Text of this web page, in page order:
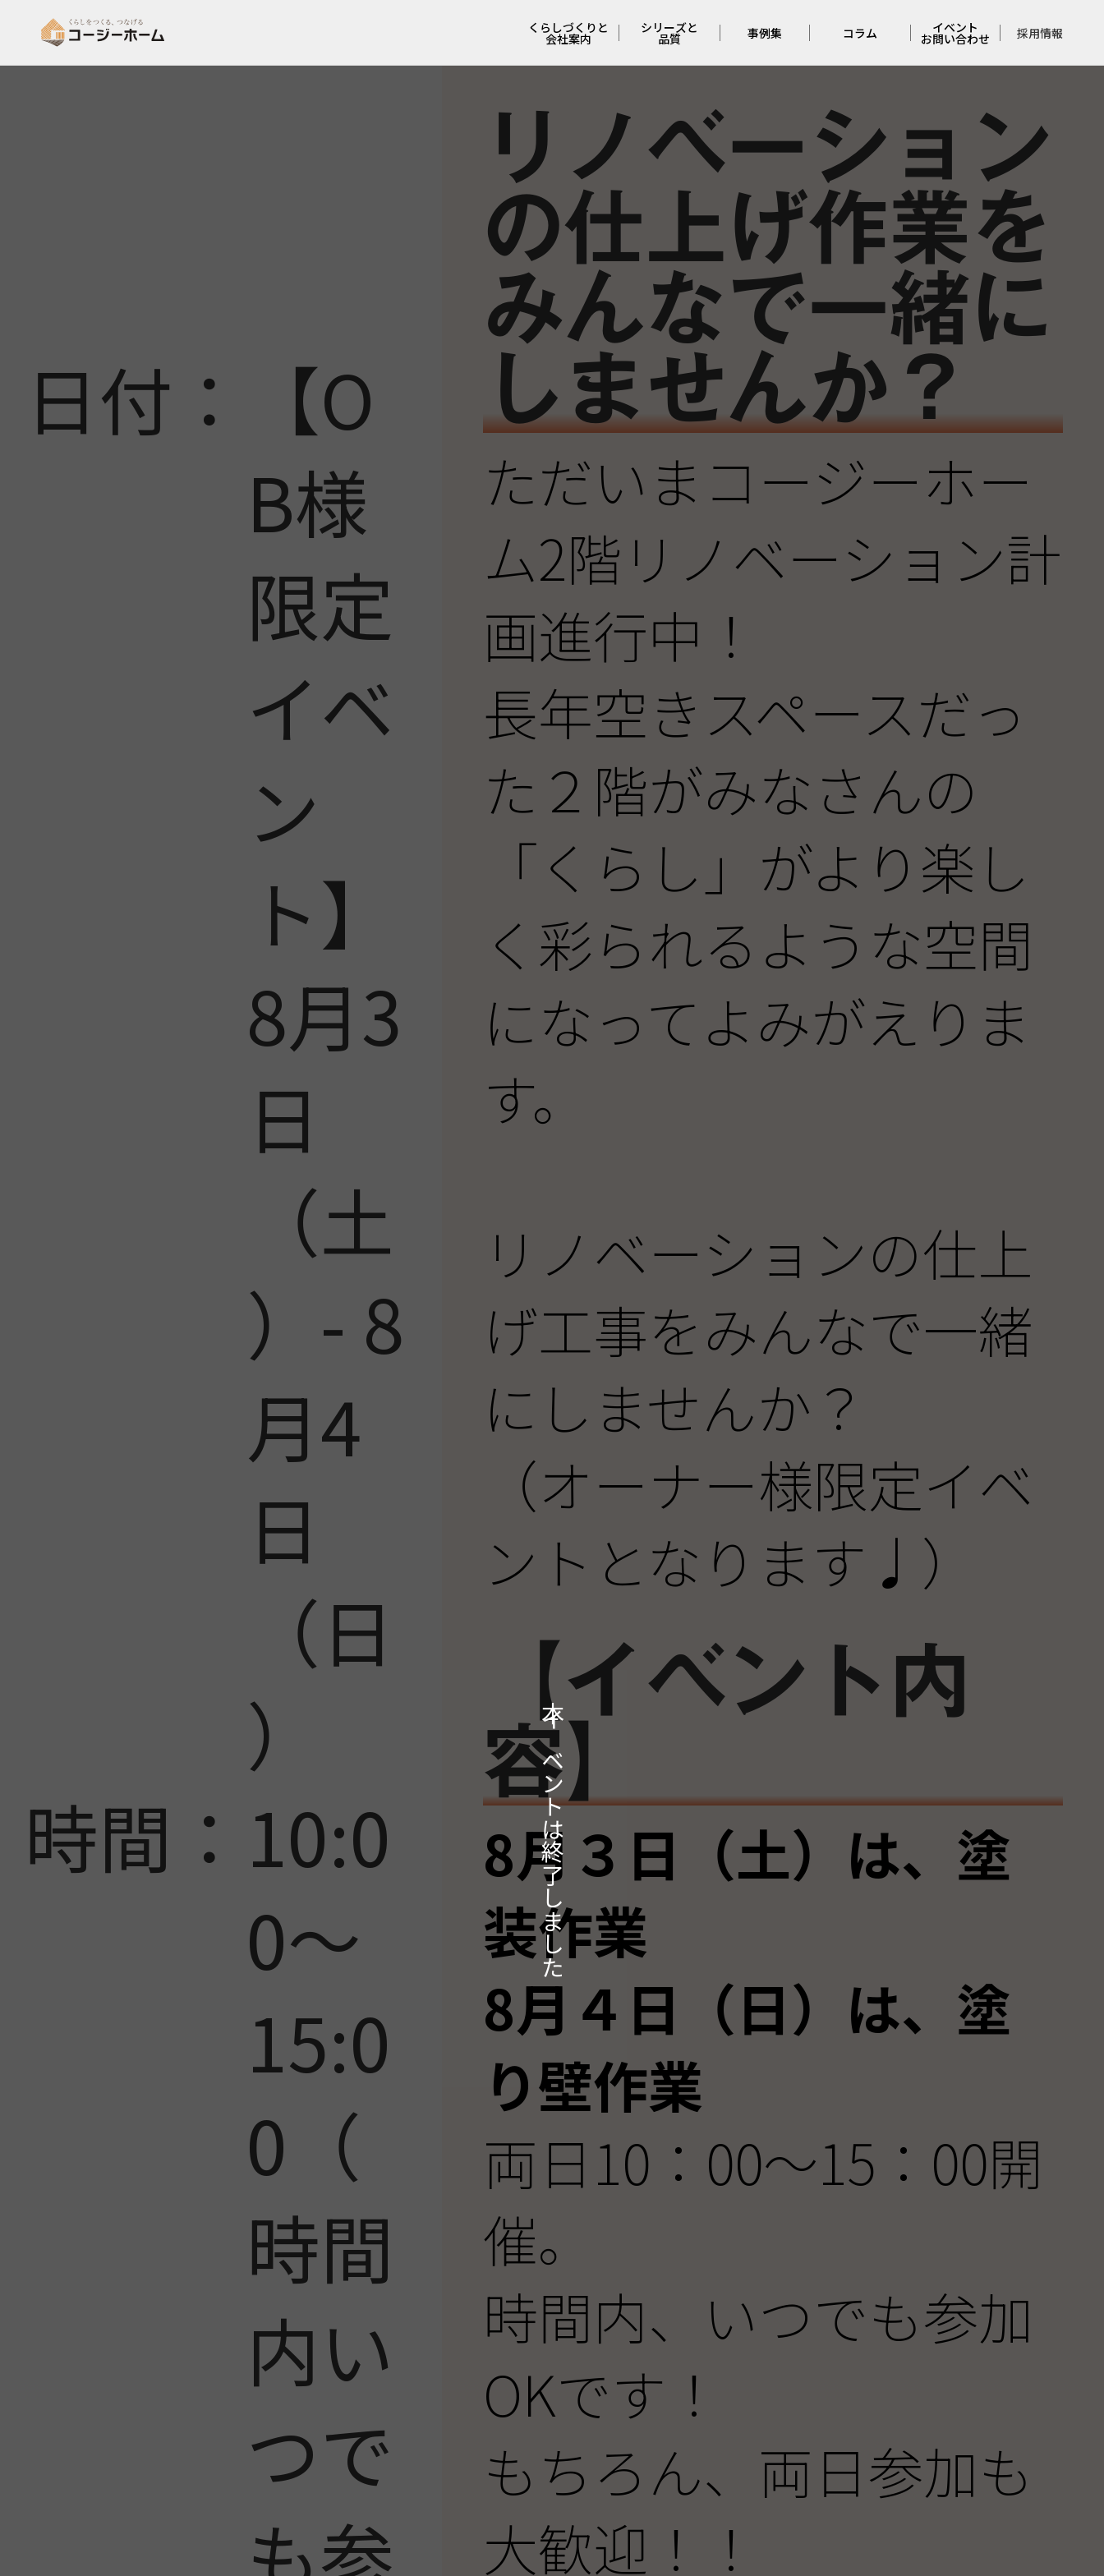
くらしづくりと
会社案内
ポリシー
くらしづくりの
流れ
くらしの
COCO Laugh
COCO Terrace
シリーズと
品質
妥協しない
冬でも快適な
支えてくれる
人たち
オーナーさんの
本音
事例集
店舗の実例集
佐久平
モデルハウス
コラム
完成見学会
レポート
くらしづくりの
考察
メンテナンス
コージーホーム
イベント
お問い合わせ
お問い合わせ
採用情報
本イベントは終了しました
日付：
【O
B様
限定
イベ
ン
ト】
8月3
日
（土
）- 8
月4
日
（日
）
時間： 10:0
0〜
15:0
0（
時間
内い
つで
も参
リノベーション
の仕上げ作業を
みんなで一緒に
しませんか？
ただいまコージーホー
ム2階リノベーション計
画進行中！
長年空きスペースだっ
た２階がみなさんの
「くらし」がより楽し
く彩られるような空間
になってよみがえりま
す。
リノベーションの仕上
げ工事をみんなで一緒
にしませんか？
（オーナー様限定イベ
ントとなります♩）
【イベント内
容】
8月３日（土）は、塗
装作業
8月４日（日）は、塗
り壁作業
両日10：00～15：00開
催。
時間内、いつでも参加
OKです！
もちろん、両日参加も
大歓迎！！